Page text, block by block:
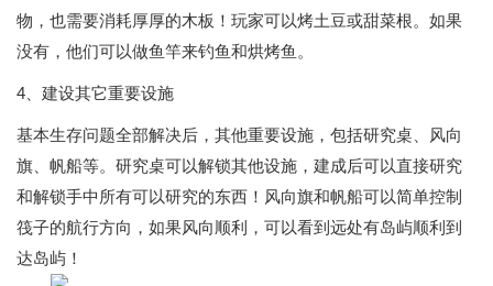
物，也需要消耗厚厚的木板！玩家可以烤土豆或甜菜根。如果
没有，他们可以做鱼竿来钓鱼和烘烤鱼。
4、建设其它重要设施
基本生存问题全部解决后，其他重要设施，包括研究桌、风向
旗、帆船等。研究桌可以解锁其他设施，建成后可以直接研究
和解锁手中所有可以研究的东西！风向旗和帆船可以简单控制
筏子的航行方向，如果风向顺利，可以看到远处有岛屿顺利到
达岛屿！